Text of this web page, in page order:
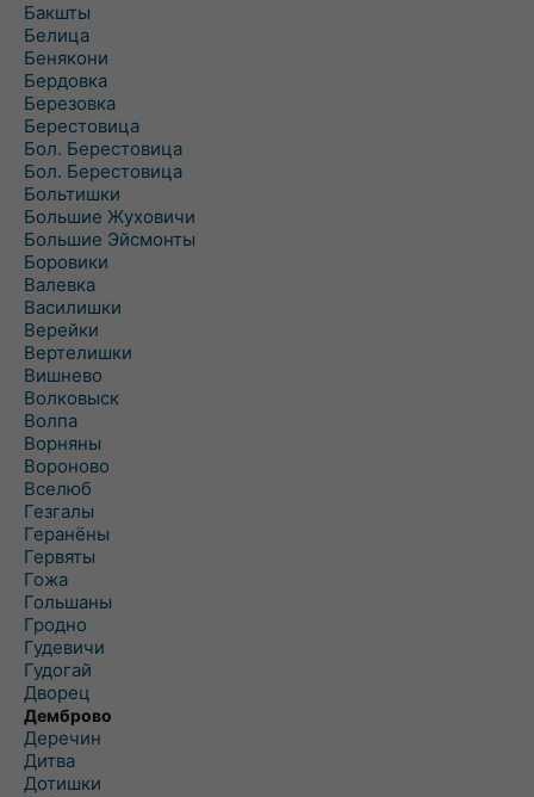
Бакшты
Белица
Бенякони
Бердовка
Березовка
Берестовица
Бол. Берестовица
Бол. Берестовица
Больтишки
Большие Жуховичи
Большие Эйсмонты
Боровики
Валевка
Василишки
Верейки
Вертелишки
Вишнево
Волковыск
Волпа
Ворняны
Вороново
Вселюб
Гезгалы
Геранёны
Гервяты
Гожа
Гольшаны
Гродно
Гудевичи
Гудогай
Дворец
Демброво
Деречин
Дитва
Дотишки